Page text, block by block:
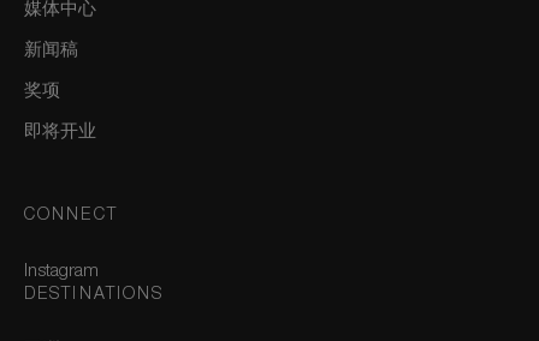
媒体中心
新闻稿
奖项
即将开业
CONNECT
Instagram
DESTINATIONS